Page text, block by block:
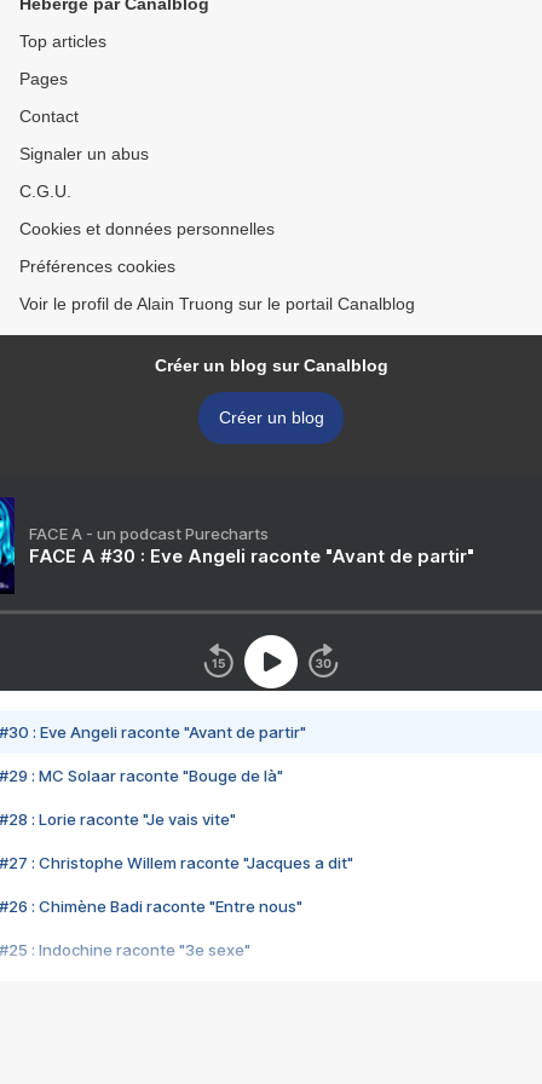
Top articles
Pages
Contact
Signaler un abus
C.G.U.
Cookies et données personnelles
Préférences cookies
Voir le profil de Alain Truong sur le portail Canalblog
Créer un blog sur Canalblog
Créer un blog
FACE A - un podcast Purecharts
FACE A #30 : Eve Angeli raconte "Avant de partir"
#30 : Eve Angeli raconte "Avant de partir"
#29 : MC Solaar raconte "Bouge de là"
#28 : Lorie raconte "Je vais vite"
#27 : Christophe Willem raconte "Jacques a dit"
#26 : Chimène Badi raconte "Entre nous"
#25 : Indochine raconte "3e sexe"